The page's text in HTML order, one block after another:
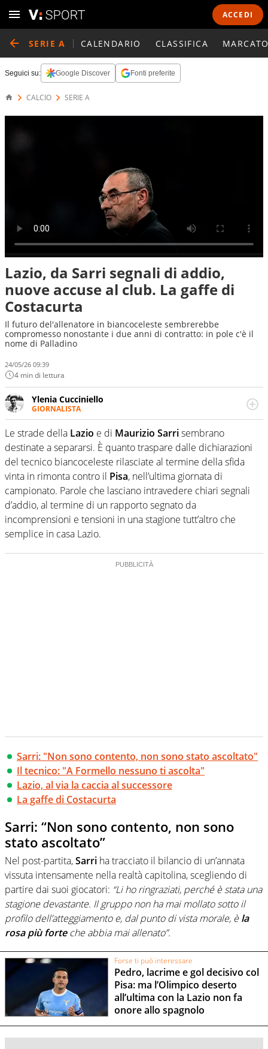
ACCEDI
SERIE A CALENDARIO CLASSIFICA
Seguici su: Google Discover Fonti preferite
CALCIO SERIE A
Lazio, da Sarri segnali di addio,
nuove accuse al club. La gaffe di
Costacurta
Il futuro del'allenatore in biancoceleste sembrerebbe
compromesso nonostante i due anni di contratto: in pole c'è il
nome di Palladino
24/05/26 09:39
4 min di lettura
Ylenia Cucciniello
GIORNALISTA
Appassionatissima di tutto lo sport: scrive di calcio
giocato ma non rinuncia allo sguardo sull'extra campo,
dove spesso si trovano risposte che il rettangolo verde
non riesce a restituire
Le strade della Lazio e di Maurizio Sarrisembrano
destinate a separarsi. È quanto traspare dalle dichiarazioni
del tecnico biancoceleste rilasciate al termine della sfida
vinta in rimonta contro il Pisa, nell’ultima giornata di
campionato. Parole che lasciano intravedere chiari segnali
d’addio, al termine di un rapporto segnato da
incomprensioni e tensioni in una stagione tutt’altro che
semplice in casa Lazio.
Sarri: "Non sono contento, non sono stato ascoltato"
Il tecnico: "A Formello nessuno ti ascolta"
Lazio, al via la caccia al successore
La gaffe di Costacurta
Sarri: “Non sono contento, non sono
stato ascoltato”
Nel post-partita,Sarri ha tracciato il bilancio di un’annata
vissuta intensamente nella realtà capitolina, scegliendo di
partire dai suoi giocatori: “Li ho ringraziati, perché è stata una
stagione devastante. Il gruppo non ha mai mollato sotto il
profilo dell’atteggiamento e, dal punto di vista morale, èla
rosa più forteche abbia mai allenato”.
Forse ti può interessare
Pedro, lacrime e gol decisivo col
Pisa: ma l’Olimpico deserto
all’ultima con la Lazio non fa
onore allo spagnolo